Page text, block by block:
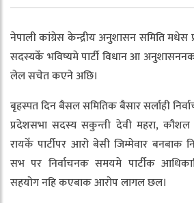
नेपाली कांग्रेस केन्द्रीय अनुशासन समिति मधेस
सदस्यकेँ भविष्यमे पार्टी विधान आ अनुशासननक
लेल सचेत कएने अछि।
बृहस्पत दिन बैसल समितिक बैसार सर्लाही
प्रदेशसभा सदस्य सकुन्ती देवी महरा,
रायकेँ पार्टीपर आरो बेसी जिम्मेवार
सभ पर निर्वाचनक समयमे पार्टीक
सहयोग नहि कएबाक आरोप लागल छल।